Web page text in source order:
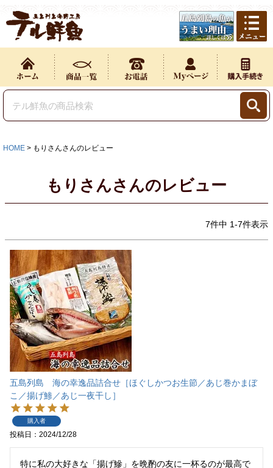
HOME もりさんさんのレビュー
もりさんさんのレビュー
7件中 1-7件表示
五島列島 海の幸逸品詰合せ［ほぐしかつお生節／あじ巻かまぼ
こ／揚げ鯵／あじ一夜干し］
購入者
投稿日 2024/12/28
特に私の大好きな「揚げ鰺」を晩酌の友に一杯るのが最高で